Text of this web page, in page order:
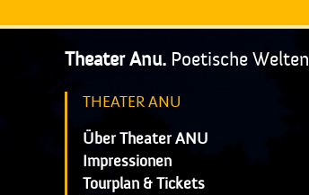
Theater Anu. Poetische
THEATER ANU
Über Theater ANU
Impressionen
Tourplan & Tickets